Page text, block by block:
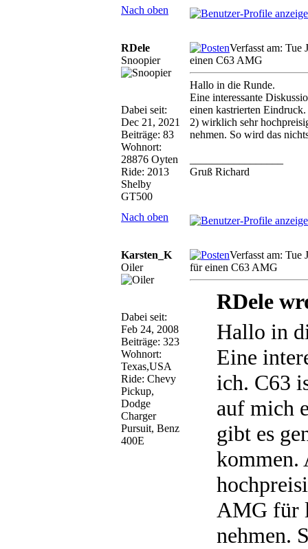
Nach oben
RDele
Snoopier
Dabei seit:
Dec 21, 2021
Beiträge: 83
Wohnort:
28876 Oyten
Ride: 2013
Shelby
GT500
Verfasst am: Tue
einen C63 AMG
Hallo in die Runde.
Eine interessante
einen kastrierten
2) wirklich sehr
nehmen. So wird das
Gruß Richard
Nach oben
Karsten_K
Oiler
Dabei seit:
Feb 24, 2008
Beiträge: 323
Wohnort:
Texas,USA
Ride: Chevy
Pickup,
Dodge
Charger
Pursuit, Benz
400E
Verfasst am: Tue
für einen C63 AMG
RDele
Hallo in
Eine
ich. C63
auf mich
gibt es
kommen.
AMG für
nehmen.